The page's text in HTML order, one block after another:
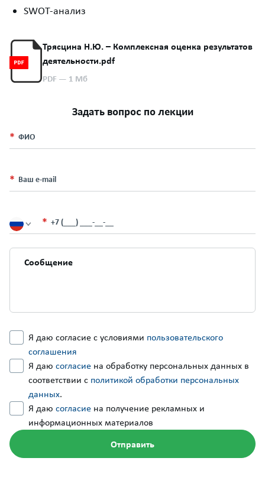
SWOT-анализ
Трясцина Н.Ю. – Комплексная оценка результатов
деятельности.pdf
PDF — 1 Мб
Задать вопрос по лекции
ФИО
Ваш e-mail
+7 (___) ___-__-__
Я даю согласие с условиями пользовательского
соглашения
Я даю согласие на обработку персональных данных в
соответствии с политикой обработки персональных
данных.
Я даю согласие на получение рекламных и
информационных материалов